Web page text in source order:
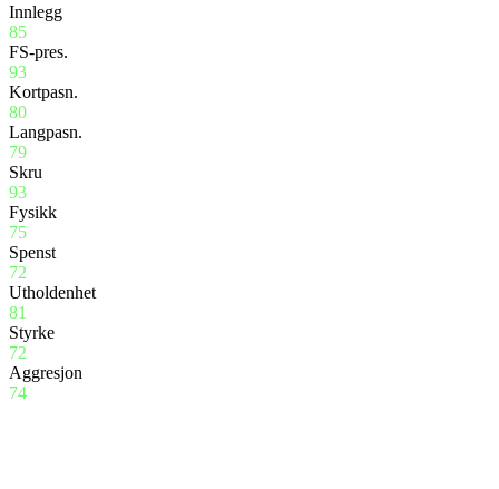
Innlegg
85
FS-pres.
93
Kortpasn.
80
Langpasn.
79
Skru
93
Fysikk
75
Spenst
72
Utholdenhet
81
Styrke
72
Aggresjon
74